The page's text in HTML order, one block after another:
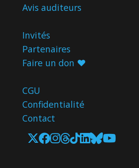
Avis auditeurs
Invités
Partenaires
Faire un don ♥️
CGU
Confidentialité
Contact